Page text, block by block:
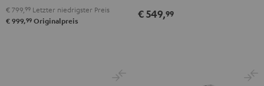
€ 799, 99 Letzter niedrigster Preis
€ 999,99 Originalpreis
€ 549,99